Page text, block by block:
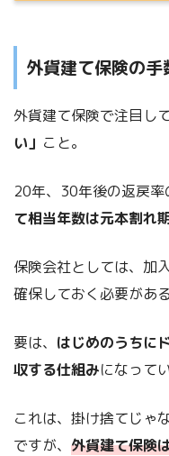
外貨建て保険の
外貨建て保険で注目し
い」 こと。
20年、30年後の返戻
て相当年数は元本割れ
保険会社としては、加
確保しておく必要があ
要は、 はじめのうちに
収する仕組みになって
これは、掛け捨てじゃ
ですが、 外貨建て保険